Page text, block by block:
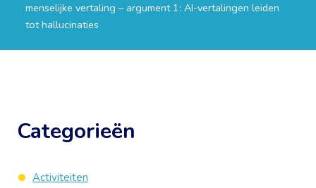
menselijke vertaling – argument 1: AI-vertalingen leiden
tot hallucinaties
Categorieën
Activiteiten